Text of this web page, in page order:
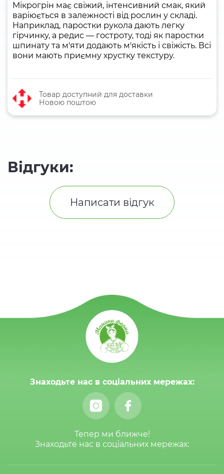
Мікрогрін має свіжий, інтенсивний смак, який
варіюється в залежності від рослин у складі.
Наприклад, паростки рукола дають легку
гірчинку, а редис — гостроту, тоді як паростки
шпинату та м'яти додають м'якість і свіжість. Всі
вони мають приємну хрустку текстуру.
Товар доступний для доставки
Новою поштою
Відгуки:
Написати відгук
Знаходьте нас в соціальних мережах:
Тепер ми ближче!
Знаходьте нас в соціальних мережах: